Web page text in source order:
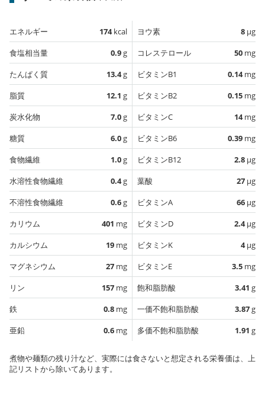
エネルギー 174kcal
食塩相当量
0.9g
たんぱく質
13.4g
脂質
12.1 g
炭水化物
7.0g
糖質
6.0g
食物繊維
1.0g
水溶性食物繊維
0.4g
不溶性食物繊維
0.6g
カリウム
401 mg
カルシウム
19 mg
マグネシウム
27 mg
リン
157 mg
鉄
0.8 mg
亜鉛
0.6 mg
ヨウ素 8 µg
コレステロール
50 mg
ビタミンB1
0.14mg
ビタミンB2
0.15 mg
ビタミンC
14mg
ビタミンB6
0.39 mg
ビタミンB12
2.8 µg
葉酸
27 µg
ビタミンA
66 µg
ビタミンD
2.4µg
ビタミンK
4µg
ビタミンE
3.5 mg
飽和脂肪酸
3.41 g
一価不飽和脂肪酸
3.87g
多価不飽和脂肪酸
1.91 g
煮物や麺類の残り汁など、実際には食さないと想定される栄養価は、上
記リストから除いてあります。